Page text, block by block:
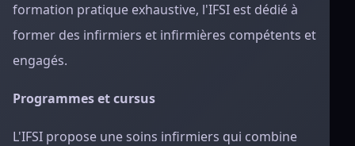
formation pratique exhaustive, l'IFSI est dédié à
former des infirmiers et infirmières compétents et
engagés.
Programmes et cursus
L'IFSI propose une soins infirmiers qui combine